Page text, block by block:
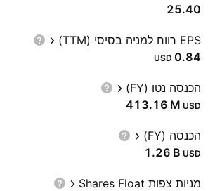
25.40
EPS רווח למניה בסיסי (TTM)
0.84
USD
הכנסה נטו (FY)
‪413.16 M‬ USD
הכנסה (FY)
‪1.26 B‬ USD
מניות צפות Shares Float